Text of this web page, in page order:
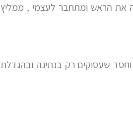
את הראש ומתחבר לעצמי , ממליץ
שעסוקים רק בנתינה ובהגדלת